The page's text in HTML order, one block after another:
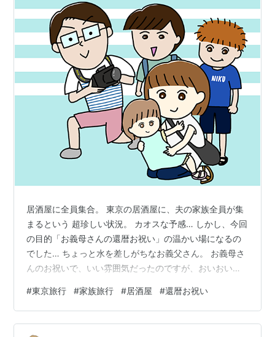
居酒屋に全員集合。 東京の居酒屋に、夫の家族全員が集
まるという 超珍しい状況。 カオスな予感… しかし、今回
の目的「お義母さんの還暦お祝い」の温かい場になるの
でした… ちょっと水を差しがちなお義父さん。 お義母さ
んのお祝いで、いい雰囲気だったのですが、おいおいと
すかさず双子くんたちの登場（笑） 子どもたちは自由に
騒ぎ、にぎやかで和やかなお祝いとなったのでした…。
そして次の日は、目的の動物園に向かいます！ つづく。
#東京旅行 #家族旅行 #居酒屋 #還暦お祝い